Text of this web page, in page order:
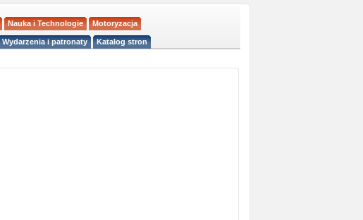
Nauka i Technologie Motoryzacja
Wydarzenia i patronaty Katalog stron